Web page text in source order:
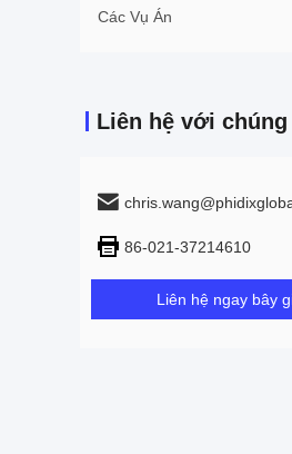
Các Vụ Án
Liên hệ với
86-021-37214610
Liên hệ ngay bây